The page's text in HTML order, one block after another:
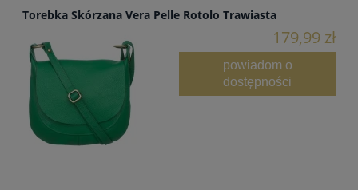
Torebka Skórzana Vera Pelle Rotolo Trawiasta
179,99 zł
powiadom o
dostępności